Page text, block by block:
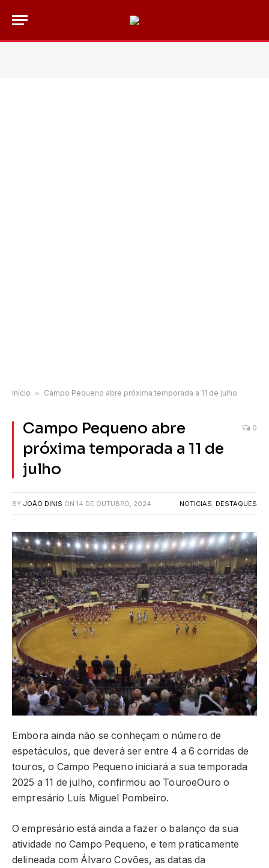
Início » Campo Pequeno abre próxima temporada a 11 de julho
Campo Pequeno abre
próxima temporada a 11 de
julho
0
BY JOÃO DINIS ON 14 DE OUTUBRO, 2024 NOTICIAS, DESTAQUES
Embora ainda não se conheçam o número de
espetáculos, que deverá ser entre 4 a 6 corridas de
touros, o Campo Pequeno iniciará a sua temporada
2025 a 11 de julho, confirmou ao TouroeOuro o
empresário Luís Miguel Pombeiro.
O empresário está ainda a fazer o balanço da sua
atividade no Campo Pequeno, e tem praticamente
delineada com Álvaro Covões, as datas da